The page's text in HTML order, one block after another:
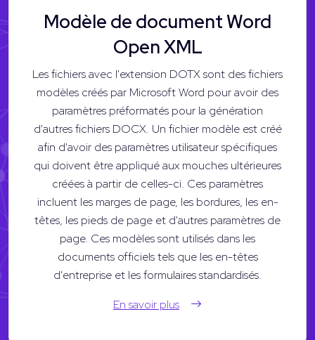
Modèle de document Word
Open XML
Les fichiers avec l'extension DOTX sont des fichiers
modèles créés par Microsoft Word pour avoir des
paramètres préformatés pour la génération
d'autres fichiers DOCX. Un fichier modèle est créé
afin d'avoir des paramètres utilisateur spécifiques
qui doivent être appliqué aux mouches ultérieures
créées à partir de celles-ci. Ces paramètres
incluent les marges de page, les bordures, les en-
têtes, les pieds de page et d'autres paramètres de
page. Ces modèles sont utilisés dans les
documents officiels tels que les en-têtes
d'entreprise et les formulaires standardisés.
En savoir plus